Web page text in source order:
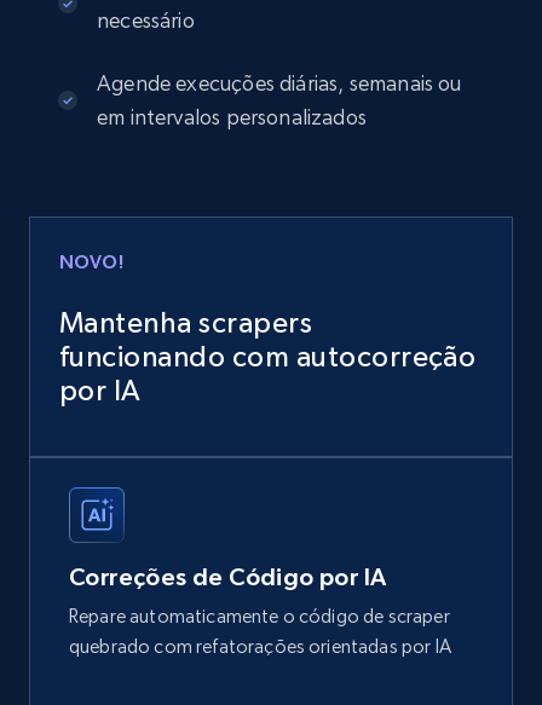
necessário
Agende execuções diárias, semanais ou
em intervalos personalizados
NOVO!
Mantenha scrapers
funcionando com autocorreção
por IA
Correções de Código por IA
Repare automaticamente o código de scraper
quebrado com refatorações orientadas por IA